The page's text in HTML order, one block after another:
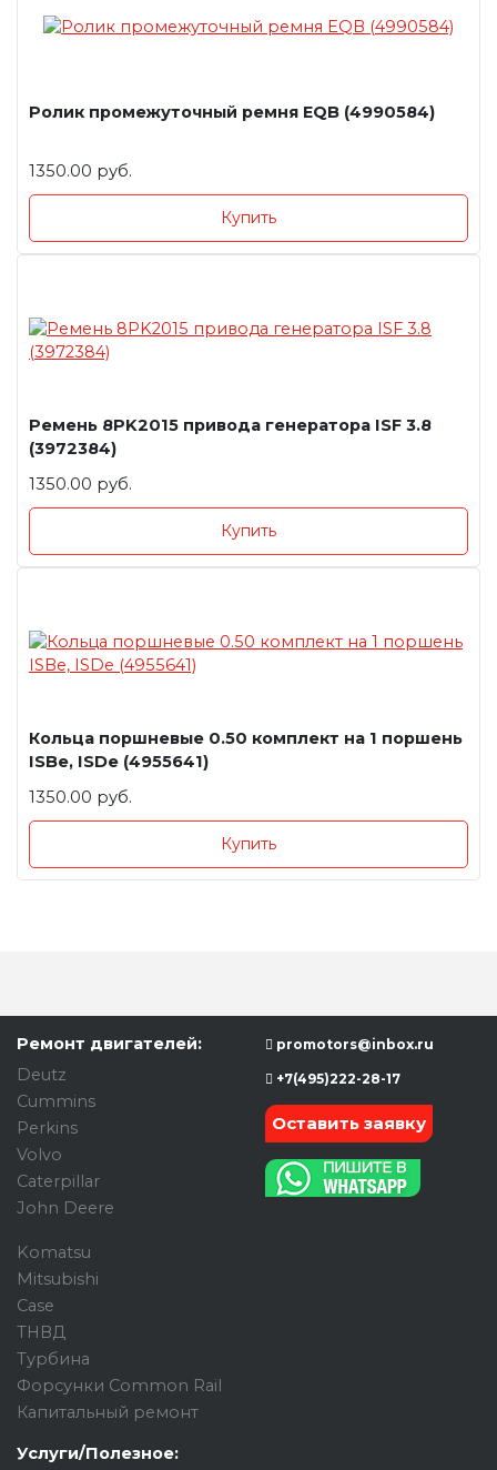
Ролик промежуточный ремня EQB (4990584)
1350.00 руб.
Купить
Ремень 8PK2015 привода генератора ISF 3.8
(3972384)
1350.00 руб.
Купить
Кольца поршневые 0.50 комплект на 1 поршень
ISBe, ISDe (4955641)
1350.00 руб.
Купить
Ремонт двигателей:
Deutz
Cummins
Perkins
Volvo
Caterpillar
John Deere
Komatsu
Mitsubishi
Case
ТНВД
Турбина
Форсунки Common Rail
Капитальный ремонт
Услуги/Полезное:
promotors@inbox.ru
+7(495)222-28-17
Оставить заявку